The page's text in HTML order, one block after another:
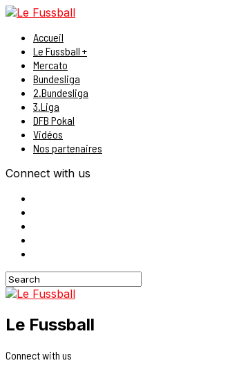
Accueil
Le Fussball +
Mercato
Bundesliga
2.Bundesliga
3.Liga
DFB Pokal
Vidéos
Nos partenaires
Connect with us
Le Fussball
Connect with us